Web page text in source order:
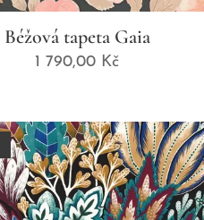
Béžová tapeta Gaia
1 790,00 Kč